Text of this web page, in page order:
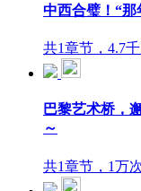
中西合璧！“
共1章节，4.7
巴黎艺术桥，
～
共1章节，1万